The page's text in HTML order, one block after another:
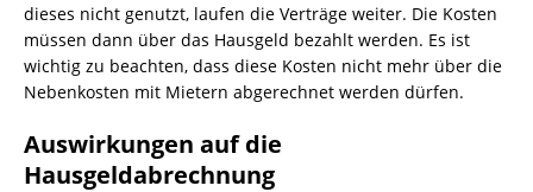
dieses nicht genutzt, laufen die Verträge weiter. Die Kosten
müssen dann über das Hausgeld bezahlt werden. Es ist
wichtig zu beachten, dass diese Kosten nicht mehr über die
Nebenkosten mit Mietern abgerechnet werden dürfen.
Auswirkungen auf die
Hausgeldabrechnung